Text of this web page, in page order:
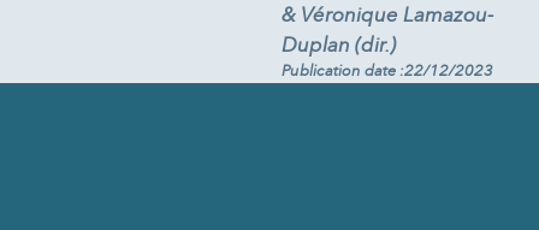
& Véronique Lamazou-
Duplan (dir.)
Publication date :22/12/2023